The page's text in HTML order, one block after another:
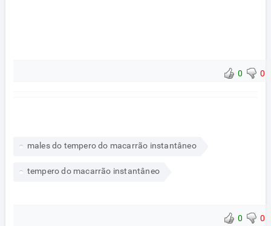
0 0
males do tempero do macarrão instantâneo
tempero do macarrão instantâneo
0 0